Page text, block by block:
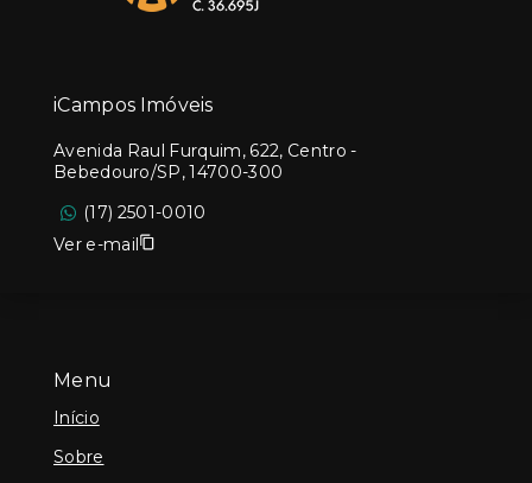
Menu
Início
Sobre
iCampos Imóveis
Avenida Raul Furquim, 622, Centro -
Bebedouro/SP, 14700-300
(17) 2501-0010
Ver e-mail